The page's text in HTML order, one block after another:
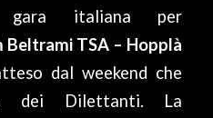
gara italiana per
Beltrami TSA – Hopplà
dal weekend che
dei Dilettanti. La